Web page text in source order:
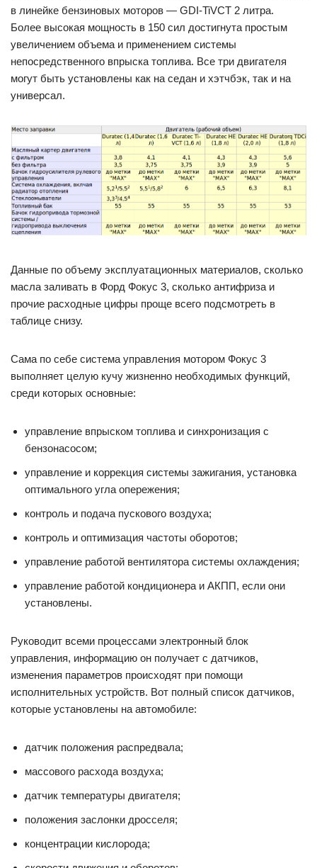
в линейке бензиновых моторов — GDI-TiVCT 2 литра.
Более высокая мощность в 150 сил достигнута простым
увеличением объема и применением системы
непосредственного впрыска топлива. Все три двигателя
могут быть установлены как на седан и хэтчбэк, так и на
универсал.
Данные по объему эксплуатационных материалов, сколько
масла заливать в Форд Фокус 3, сколько антифриза и
прочие расходные цифры проще всего подсмотреть в
таблице снизу.
Сама по себе система управления мотором Фокус 3
выполняет целую кучу жизненно необходимых функций,
среди которых основные:
управление впрыском топлива и синхронизация с
бензонасосом;
управление и коррекция системы зажигания, установка
оптимального угла опережения;
контроль и подача пускового воздуха;
контроль и оптимизация частоты оборотов;
управление работой вентилятора системы охлаждения;
управление работой кондиционера и АКПП, если они
установлены.
Руководит всеми процессами электронный блок
управления, информацию он получает с датчиков,
изменения параметров происходят при помощи
исполнительных устройств. Вот полный список датчиков,
которые установлены на автомобиле:
датчик положения распредвала;
массового расхода воздуха;
датчик температуры двигателя;
положения заслонки дросселя;
концентрации кислорода;